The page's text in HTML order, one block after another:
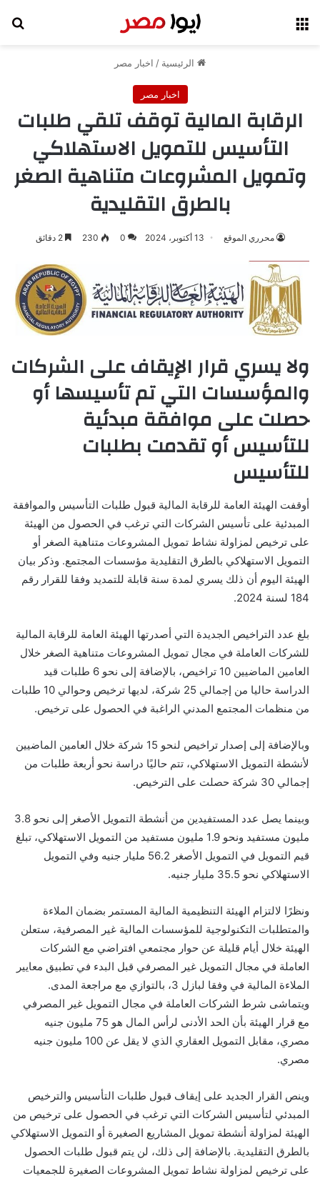
الرئيسية / اخبار مصر
اخبار مصر
الرقابة المالية توقف تلقي طلبات
التأسيس للتمويل الاستهلاكي
وتمويل المشروعات متناهية الصغر
بالطرق التقليدية
محرري الموقع 13 أكتوبر، 2024 0
230 2 دقائق
ولا يسري قرار الإيقاف على الشركات
والمؤسسات التي تم تأسيسها أو
حصلت على موافقة مبدئية
للتأسيس أو تقدمت بطلبات
للتأسيس
أوقفت الهيئة العامة للرقابة المالية قبول طلبات التأسيس والموافقة
المبدئية على تأسيس الشركات التي ترغب في الحصول من الهيئة
على ترخيص لمزاولة نشاط تمويل المشروعات متناهية الصغر أو
التمويل الاستهلاكي بالطرق التقليدية مؤسسات المجتمع. وذكر بيان
الهيئة اليوم أن ذلك يسري لمدة سنة قابلة للتمديد وفقا للقرار رقم
184 لسنة 2024.
بلغ عدد التراخيص الجديدة التي أصدرتها الهيئة العامة للرقابة المالية
للشركات العاملة في مجال تمويل المشروعات متناهية الصغر خلال
العامين الماضيين 10 تراخيص، بالإضافة إلى نحو 6 طلبات قيد
الدراسة حاليا من إجمالي 25 شركة، لديها ترخيص وحوالي 10 طلبات
من منظمات المجتمع المدني الراغبة في الحصول على ترخيص.
وبالإضافة إلى إصدار تراخيص لنحو 15 شركة خلال العامين الماضيين
لأنشطة التمويل الاستهلاكي، تتم حاليًا دراسة نحو أربعة طلبات من
إجمالي 30 شركة حصلت على الترخيص.
وبينما يصل عدد المستفيدين من أنشطة التمويل الأصغر إلى نحو 3.8
مليون مستفيد ونحو 1.9 مليون مستفيد من التمويل الاستهلاكي، تبلغ
قيم التمويل في التمويل الأصغر 56.2 مليار جنيه وفي التمويل
الاستهلاكي نحو 35.5 مليار جنيه.
ونظرًا لالتزام الهيئة التنظيمية المالية المستمر بضمان الملاءة
والمتطلبات التكنولوجية للمؤسسات المالية غير المصرفية، ستعلن
الهيئة خلال أيام قليلة عن حوار مجتمعي افتراضي مع الشركات
العاملة في مجال التمويل غير المصرفي قبل البدء في تطبيق معايير
الملاءة المالية في وفقا لبازل 3، بالتوازي مع مراجعة المدى.
ويتماشى شرط الشركات العاملة في مجال التمويل غير المصرفي
مع قرار الهيئة بأن الحد الأدنى لرأس المال هو 75 مليون جنيه
مصري، مقابل التمويل العقاري الذي لا يقل عن 100 مليون جنيه
مصري.
وينص القرار الجديد على إيقاف قبول طلبات التأسيس والترخيص
المبدئي لتأسيس الشركات التي ترغب في الحصول على ترخيص من
الهيئة لمزاولة أنشطة تمويل المشاريع الصغيرة أو التمويل الاستهلاكي
بالطرق التقليدية. بالإضافة إلى ذلك، لن يتم قبول طلبات الحصول
على ترخيص لمزاولة نشاط تمويل المشروعات الصغيرة للجمعيات